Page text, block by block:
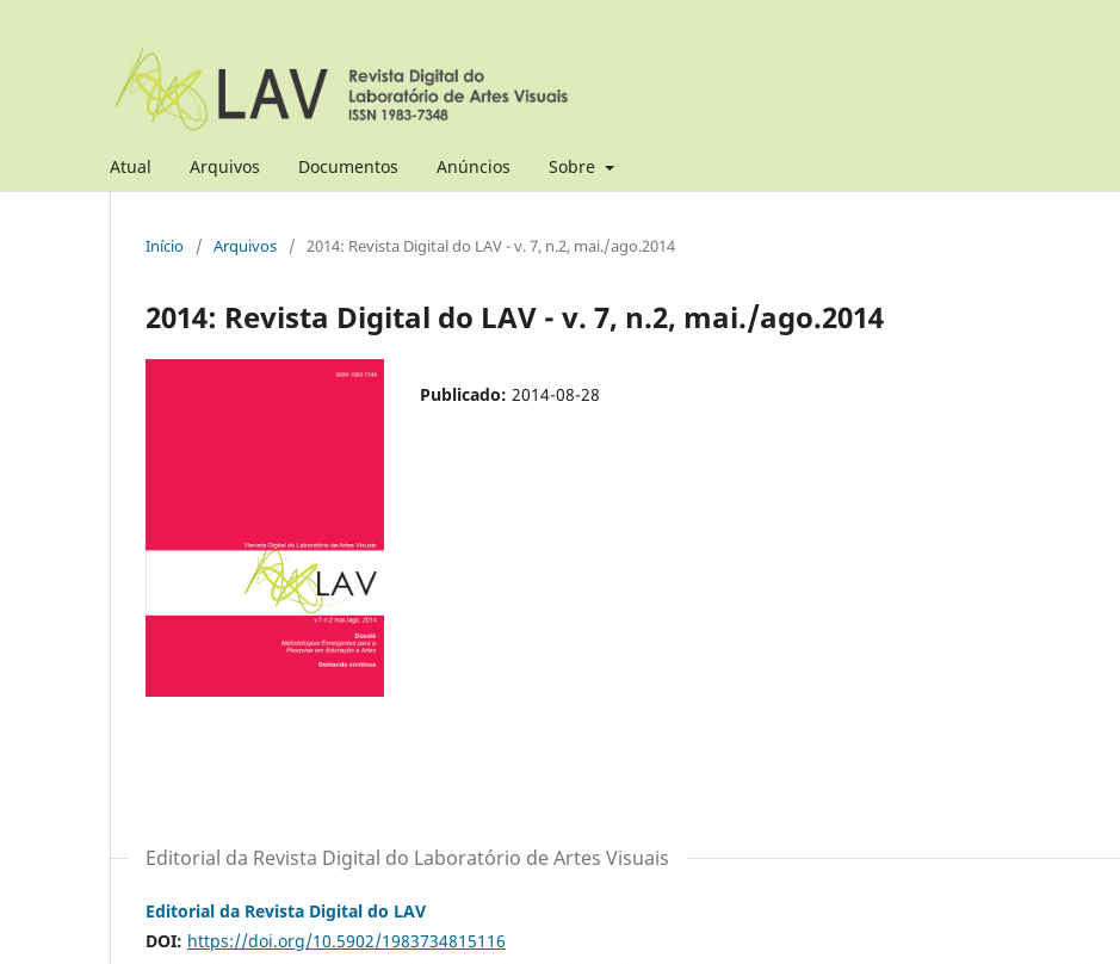
Atual Arquivos Documentos Anúncios Sobre
Início / Arquivos / 2014: Revista Digital do LAV - v. 7, n.2, mai./ago.2014
2014: Revista Digital do LAV - v. 7, n.2, mai./ago.2014
Publicado: 2014-08-28
Editorial da Revista Digital do Laboratório de Artes Visuais
Editorial da Revista Digital do LAV
DOI: https://doi.org/10.5902/1983734815116